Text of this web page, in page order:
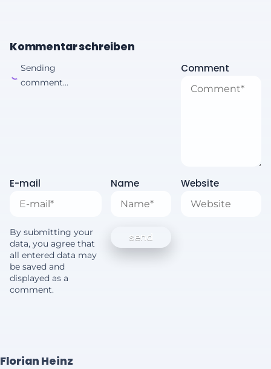
Kommentar schreiben
Sending
comment...
Comment
E-mail Name Website
By submitting your
data, you agree that
all entered data may
be saved and
displayed as a
comment.
Florian Heinz